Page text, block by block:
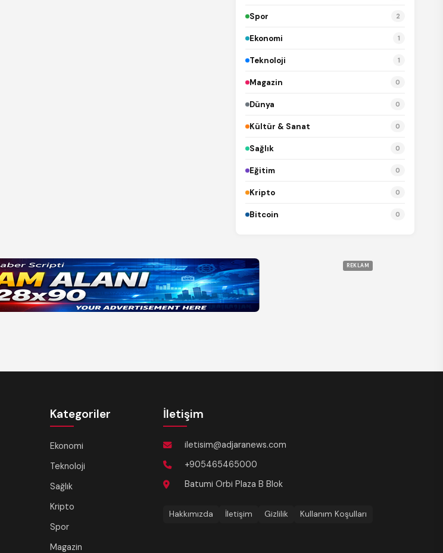
Spor 2
Ekonomi 1
Teknoloji 1
Magazin 0
Dünya 0
Kültür & Sanat 0
Sağlık 0
Eğitim 0
Kripto 0
Bitcoin 0
REKLAM
Kategoriler
Ekonomi
Teknoloji
Sağlık
Kripto
Spor
Magazin
İletişim
iletisim@adjaranews.com
+905465465000
Batumi Orbi Plaza B Blok
Hakkımızda İletişim Gizlilik Kullanım Koşulları